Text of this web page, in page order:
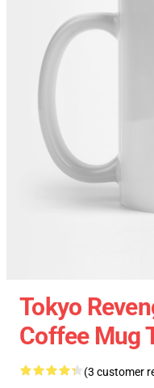
Tokyo
Coffee Mug
(3 customer